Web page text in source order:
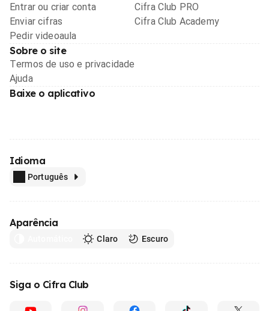
Entrar ou criar conta
Enviar cifras
Pedir videoaula
Cifra Club PRO
Cifra Club Academy
Sobre o site
Termos de uso e privacidade
Ajuda
Baixe o aplicativo
Idioma
Português
Aparência
Claro Escuro
Siga o Cifra Club